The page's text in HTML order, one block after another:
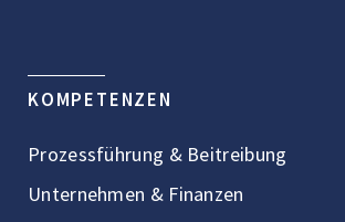
KOMPETENZEN
Prozessführung & Beitreibung
Unternehmen & Finanzen